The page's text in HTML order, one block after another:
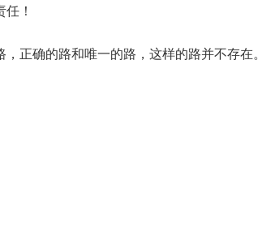
！
正确的路和唯一的路，这样的路并不存在。